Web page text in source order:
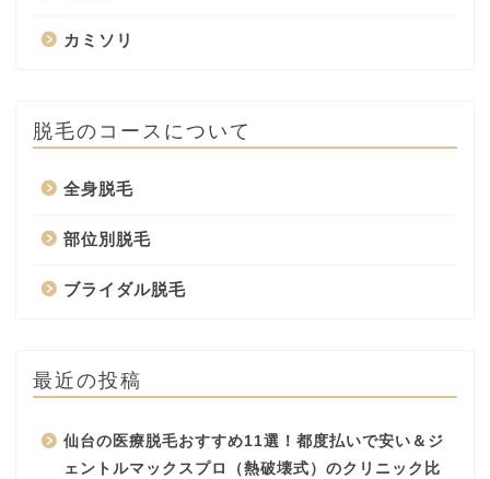
カミソリ
脱毛のコースについて
全身脱毛
部位別脱毛
ブライダル脱毛
最近の投稿
仙台の医療脱毛おすすめ11選！都度払いで安い＆ジ
ェントルマックスプロ（熱破壊式）のクリニック比